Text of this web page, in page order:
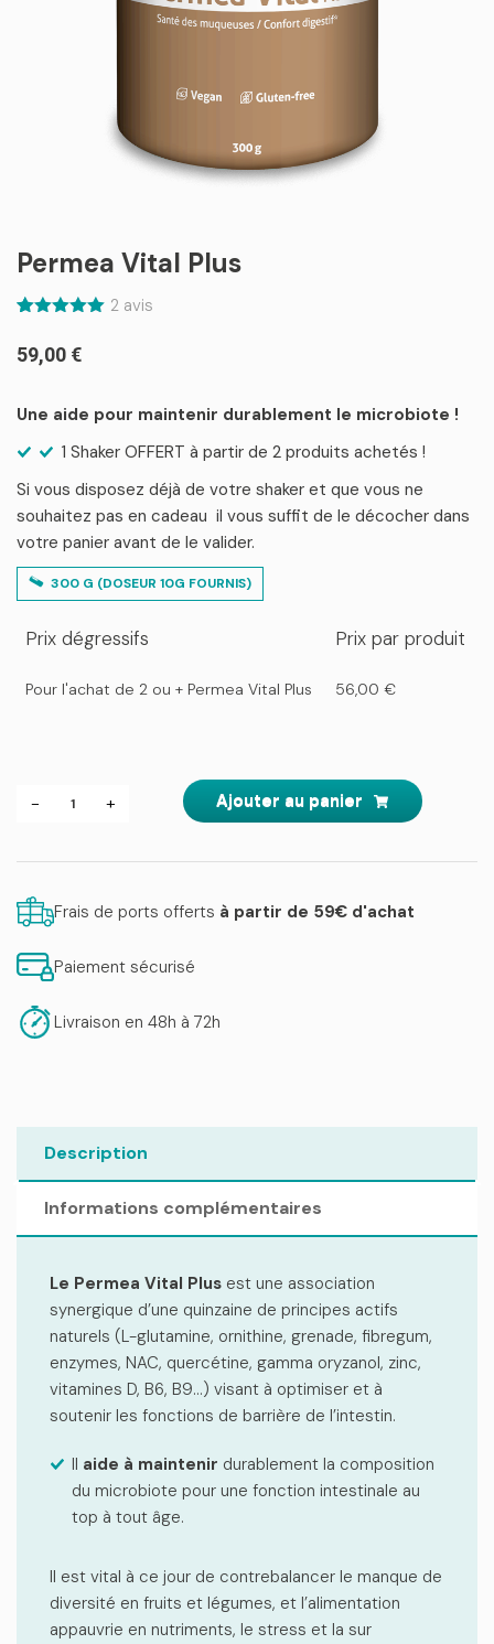
Permea Vital Plus
sur 5
basé sur
2 avis
59,00 €
Une aide pour maintenir durablement le microbiote !
1 Shaker OFFERT à partir de 2 produits achetés !
Si vous disposez déjà de votre shaker et que vous ne
souhaitez pas en cadeau il vous suffit de le décocher dans
votre panier avant de le valider.
300 G (DOSEUR 10G FOURNIS)
Prix dégressifs Prix par produit
Pour l'achat de 2 ou + Permea Vital Plus 56,00 €
- de + Ajouter au panier
Frais de ports offerts à partir de 59€ d'achat
Paiement sécurisé
Livraison en 48h à 72h
Description
Informations complémentaires
Le Permea Vital Plus est une association
synergique d’une quinzaine de principes actifs
naturels (L-glutamine, ornithine, grenade, fibregum,
enzymes, NAC, quercétine, gamma oryzanol, zinc,
vitamines D, B6, B9…) visant à optimiser et à
soutenir les fonctions de barrière de l’intestin.
Il aide à maintenir durablement la composition
du microbiote pour une fonction intestinale au
top à tout âge.
Il est vital à ce jour de contrebalancer le manque de
diversité en fruits et légumes, et l’alimentation
appauvrie en nutriments, le stress et la sur